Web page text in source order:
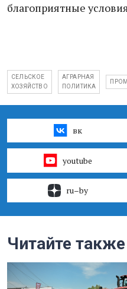
благоприятные
СЕЛЬСКОЕ
ХОЗЯЙСТВО
АГРАРНАЯ
ПОЛИТИКА
вк
youtube
ru–by
Читайте также